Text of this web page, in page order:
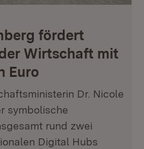
fördert
Wirtschaft mit
Euro
Dr. Nicole
symbolische
rund zwei
Digital Hubs